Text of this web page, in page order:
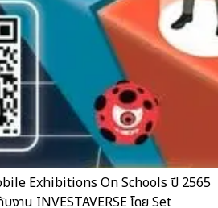
Exhibitions On Schools ปี 2565
งาน INVESTAVERSE โดย Set